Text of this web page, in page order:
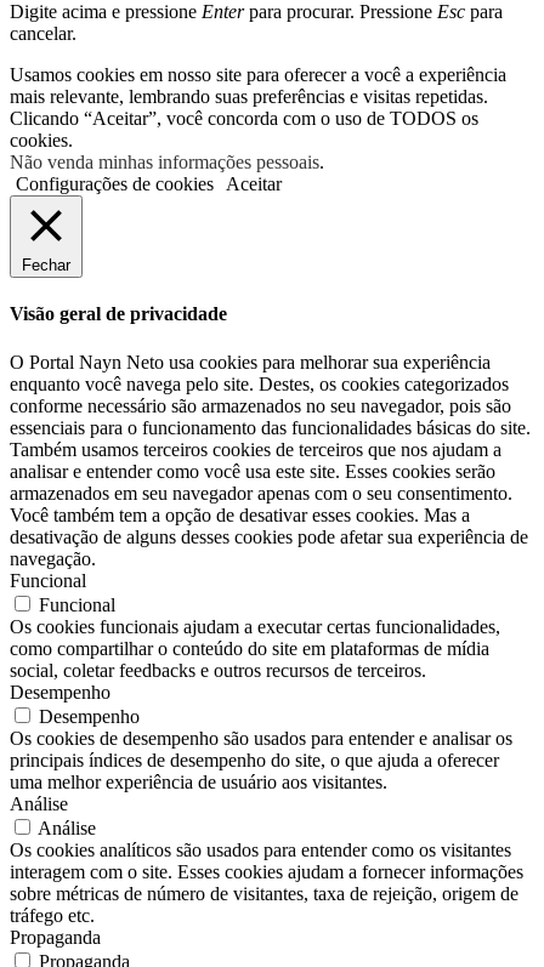
Digite acima e pressione Enterpara procurar. Pressione Esc para
cancelar.
Usamos cookies em nosso site para oferecer a você a experiência
mais relevante, lembrando suas preferências e visitas repetidas.
Clicando “Aceitar”, você concorda com o uso de TODOS os
cookies.
Não venda minhas informações pessoais.
Configurações de cookies
Aceitar
Fechar
Visão geral de privacidade
O Portal Nayn Neto usa cookies para melhorar sua experiência
enquanto você navega pelo site. Destes, os cookies categorizados
conforme necessário são armazenados no seu navegador, pois são
essenciais para o funcionamento das funcionalidades básicas do site.
Também usamos terceiros cookies de terceiros que nos ajudam a
analisar e entender como você usa este site. Esses cookies serão
armazenados em seu navegador apenas com o seu consentimento.
Você também tem a opção de desativar esses cookies. Mas a
desativação de alguns desses cookies pode afetar sua experiência de
navegação.
Funcional
Funcional
Os cookies funcionais ajudam a executar certas funcionalidades,
como compartilhar o conteúdo do site em plataformas de mídia
social, coletar feedbacks e outros recursos de terceiros.
Desempenho
Desempenho
Os cookies de desempenho são usados ​​para entender e analisar os
principais índices de desempenho do site, o que ajuda a oferecer
uma melhor experiência de usuário aos visitantes.
Análise
Análise
Os cookies analíticos são usados ​​para entender como os visitantes
interagem com o site. Esses cookies ajudam a fornecer informações
sobre métricas de número de visitantes, taxa de rejeição, origem de
tráfego etc.
Propaganda
Propaganda